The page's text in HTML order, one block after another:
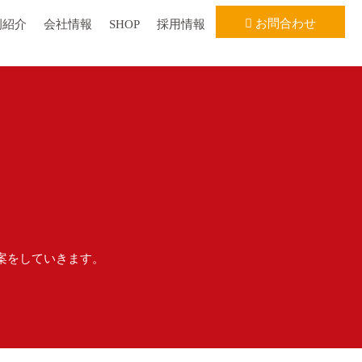
介 会社情報 SHOP 採用情報 お問合わせ
していきます。